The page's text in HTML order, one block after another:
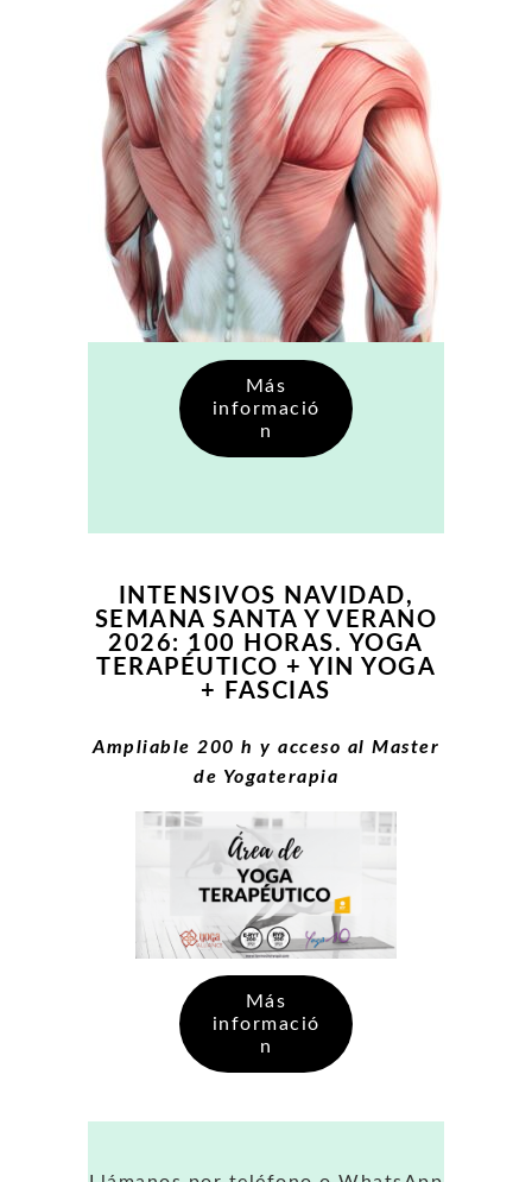
Más
informació
n
INTENSIVOS NAVIDAD,
SEMANA SANTA Y VERANO
2026: 100 HORAS. YOGA
TERAPÉUTICO + YIN YOGA
+ FASCIAS
Ampliable 200 h y acceso al Master
de Yogaterapia
Más
informació
n